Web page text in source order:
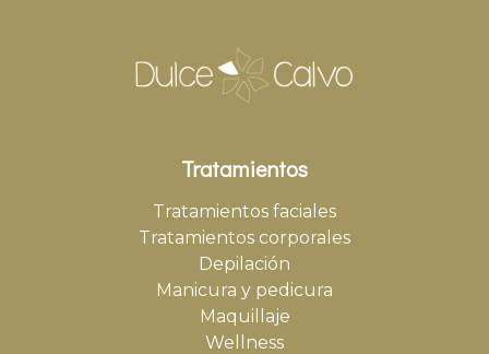
Tratamientos
Tratamientos faciales
Tratamientos corporales
Depilación
Manicura y pedicura
Maquillaje
Wellness